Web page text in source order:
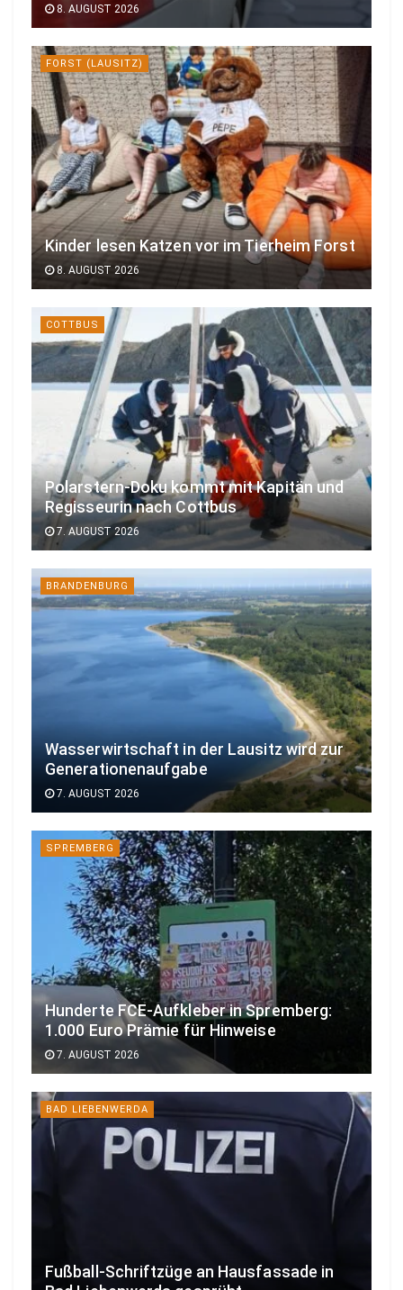
8. AUGUST 2026
FORST (LAUSITZ)
Kinder lesen Katzen vor im Tierheim Forst
8. AUGUST 2026
COTTBUS
Polarstern-Doku kommt mit Kapitän und
Regisseurin nach Cottbus
7. AUGUST 2026
BRANDENBURG
Wasserwirtschaft in der Lausitz wird zur
Generationenaufgabe
7. AUGUST 2026
SPREMBERG
Hunderte FCE-Aufkleber in Spremberg:
1.000 Euro Prämie für Hinweise
7. AUGUST 2026
BAD LIEBENWERDA
Fußball-Schriftzüge an Hausfassade in